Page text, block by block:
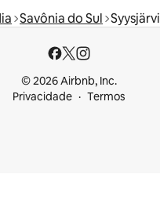
Savônia do Sul Syysjärvi
© 2026 Airbnb, Inc.
Privacidade
Termos